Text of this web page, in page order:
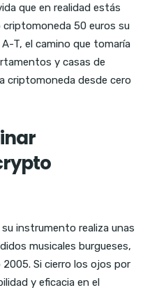
que en realidad estás
50 euros su
T, el camino que tomaría
y casas de
criptomoneda desde cero
instrumento realiza unas
musicales burgueses,
Si cierro los ojos por
y eficacia en el